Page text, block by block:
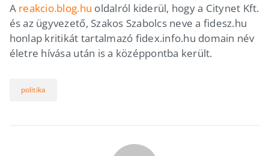
A reakcio.blog.hu oldalról kiderül, hogy a Citynet Kft.
és az ügyvezető, Szakos Szabolcs neve a fidesz.hu
honlap kritikát tartalmazó fidex.info.hu domain név
életre hívása után is a középpontba került.
politika